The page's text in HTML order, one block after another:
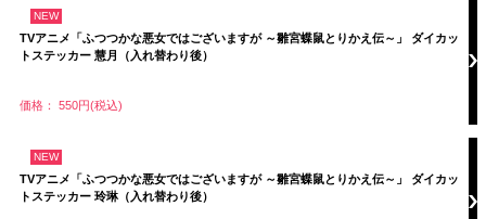
NEW
TVアニメ「ふつつかな悪女ではございますが ～雛宮蝶鼠とりかえ伝～」 ダイカッ
トステッカー 慧月（入れ替わり後）
価格： 550円(税込)
NEW
TVアニメ「ふつつかな悪女ではございますが ～雛宮蝶鼠とりかえ伝～」 ダイカッ
トステッカー 玲琳（入れ替わり後）